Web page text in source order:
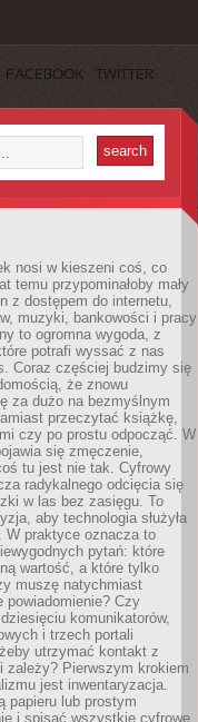
FACEBOOK TWITTER
nosi w kieszeni coś, co
temu przypominałoby mały
z dostępem do internetu,
muzyki, bankowości i pracy
to ogromna wygoda, z
potrafi wyssać z nas
Coraz częściej budzimy się
że znowu
za dużo na bezmyślnym
przeczytać książkę,
czy po prostu odpocząć. W
się zmęczenie,
tu jest nie tak. Cyfrowy
radykalnego odcięcia się
w las bez zasięgu. To
aby technologia służyła
W praktyce oznacza to
pytań: które
wartość, a które tylko
muszę natychmiast
powiadomienie? Czy
komunikatorów,
i trzech portali
utrzymać kontakt z
zależy? Pierwszym krokiem
jest inwentaryzacja.
papieru lub prostym
i spisać wszystkie cyfrowe